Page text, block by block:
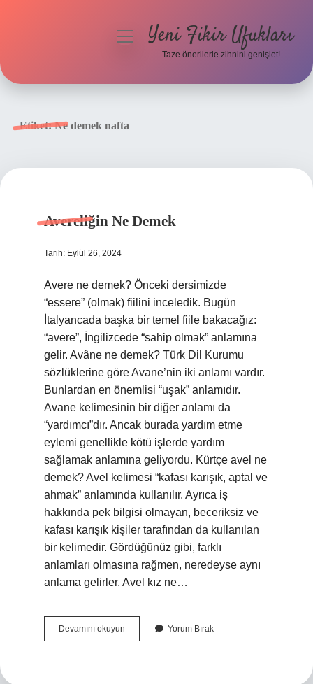
menüyüYeni Fikir Ufukları
Taze önerilerle zihnini genişlet!
Etiket:Ne demek nafta
Avereliğin Ne Demek
Tarih: Eylül 26, 2024
Avere ne demek? Önceki dersimizde
“essere” (olmak) fiilini inceledik. Bugün
İtalyancada başka bir temel fiile bakacağız:
“avere”, İngilizcede “sahip olmak” anlamına
gelir. Avâne ne demek? Türk Dil Kurumu
sözlüklerine göre Avane’nin iki anlamı vardır.
Bunlardan en önemlisi “uşak” anlamıdır.
Avane kelimesinin bir diğer anlamı da
“yardımcı”dır. Ancak burada yardım etme
eylemi genellikle kötü işlerde yardım
sağlamak anlamına geliyordu. Kürtçe avel ne
demek? Avel kelimesi “kafası karışık, aptal ve
ahmak” anlamında kullanılır. Ayrıca iş
hakkında pek bilgisi olmayan, beceriksiz ve
kafası karışık kişiler tarafından da kullanılan
bir kelimedir. Gördüğünüz gibi, farklı
anlamları olmasına rağmen, neredeyse aynı
anlama gelirler. Avel kız ne…
Devamını okuyun Avereliğin
Ne
Yorum Bırak